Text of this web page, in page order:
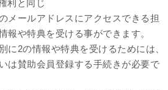
利と同じ
メールアドレスにアクセスできる担
報や特典を受ける事ができます。
2の情報や特典を受けるためには、
は賛助会員登録する手続きが必要で